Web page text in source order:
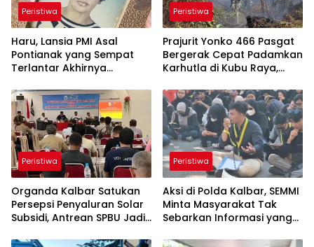
Peristiwa
Haru, Lansia PMI Asal
Pontianak yang Sempat
Terlantar Akhirnya
Anak Kandung
Peristiwa
Prajurit Yonko 466 Pasgat
Bergerak Cepat Padamkan
Karhutla di Kubu Raya,
Cegah Meluasnya Api
Peristiwa
Organda Kalbar Satukan
Persepsi Penyaluran Solar
Subsidi, Antrean SPBU Jadi
Peristiwa
Aksi di Polda Kalbar, SEMMI
Minta Masyarakat Tak
Sebarkan Informasi yang